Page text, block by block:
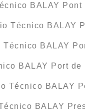
BALAY Pont
Técnico BALAY
Técnico BALAY
BALAY Port
Técnico BALAY
BALAY